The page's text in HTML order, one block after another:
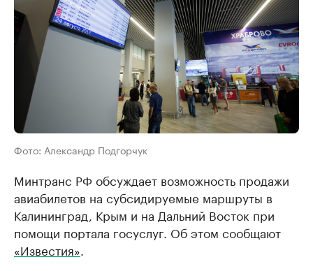
Фото: Александр Подгорчук
Минтранс РФ обсуждает возможность продажи
авиабилетов на субсидируемые маршруты в
Калининград, Крым и на Дальний Восток при
помощи портала госуслуг. Об этом сообщают
«Известия»